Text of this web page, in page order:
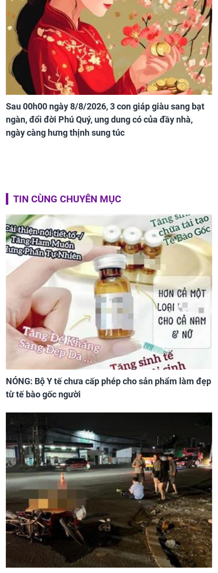
Sau 00h00 ngày 8/8/2026, 3 con giáp giàu sang bạt
ngàn, đổi đời Phú Quý, ung dung có của đầy nhà,
ngày càng hưng thịnh sung túc
TIN CÙNG CHUYÊN MỤC
NÓNG: Bộ Y tế chưa cấp phép cho sản phẩm làm đẹp
từ tế bào gốc người